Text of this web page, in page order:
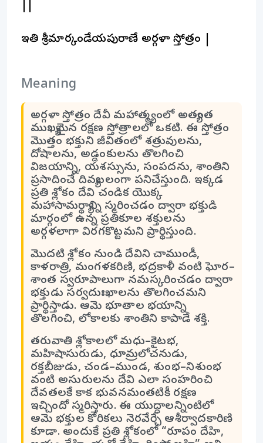
ఇతి శ్రీమార్కండేయపురాణే అర్గళా స్తోత్రం |
Meaning
అర్గళా స్తోత్రం దేవీ మహాత్మ్యంలో అత్యంత
ముఖ్యమైన రక్షణ స్తోత్రాలలో ఒకటి. ఈ స్తోత్రం
మొత్తం భక్తుని జీవితంలో శత్రువులను,
దోషాలను, అడ్డంకులను తొలగించి
విజయాన్ని, యశస్సును, సంపదను, శాంతిని
ప్రసాదించే దివ్యబలంగా పనిచేస్తుంది. ఇక్కడ
ప్రతి శ్లోకం దేవి చండిక యొక్క
మహాసామర్థ్యాన్ని స్మరించడం ద్వారా భక్తుడి
మార్గంలో ఉన్న ప్రతికూల శక్తులను
అర్గళలాగా విరగకొట్టమని ప్రార్థిస్తుంది.
మొదటి శ్లోకం నుండి దేవిని చాముండీ,
కాళరాత్రి, మంగళకరిణి, భద్రకాళీ వంటి ఘోర–
శాంత స్వరూపాలుగా నమస్కరించడం ద్వారా
భక్తుడు సర్వదుఃఖాలను తొలగించమని
ప్రార్థిస్తాడు. ఆమె భూతాల భయాన్ని
తొలగించి, లోకాలకు శాంతిని కాపాడే శక్తి.
తరువాతి శ్లోకాలలో మధు–కైటభ,
మహిషాసురుడు, ధూమ్రలోచనుడు,
రక్తబీజుడు, చండ–ముండ, శుంభ–నిశుంభ
వంటి అసురులను దేవి ఎలా సంహరించి
దేవతలకే కాక భువనమంతటికీ రక్షణ
ఇచ్చిందో స్మరిస్తారు. ఈ యుద్ధాలన్నింటిలో
ఆమె భక్తుల కోరికలు నెరవేర్చే ఆశీర్వాదకారిణి
కూడా. అందుకే ప్రతి శ్లోకంలో “రూపం దేహి,